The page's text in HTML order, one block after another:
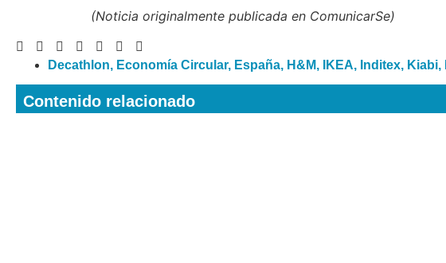
(Noticia originalmente publicada en ComunicarSe)
Decathlon, Economía Circular, España, H&M, IKEA, Inditex, Kiabi,
Contenido relacionado